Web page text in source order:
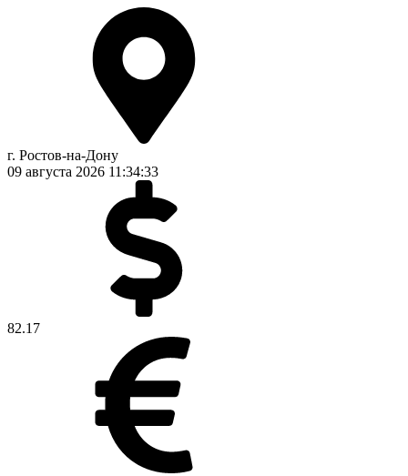
г. Ростов-на-Дону
09 августа 2026 11:34:33
82.17